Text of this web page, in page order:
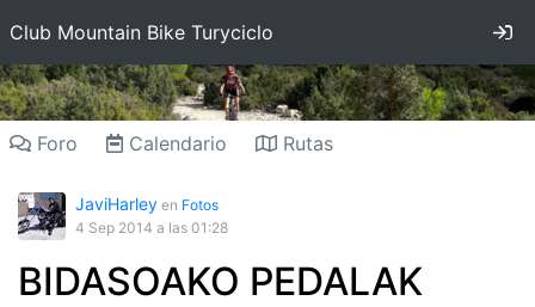
Club Mountain Bike Turyciclo
Foro Calendario Rutas
JaviHarley en Fotos
4 Sep 2014 a las 01:28
BIDASOAKO PEDALAK